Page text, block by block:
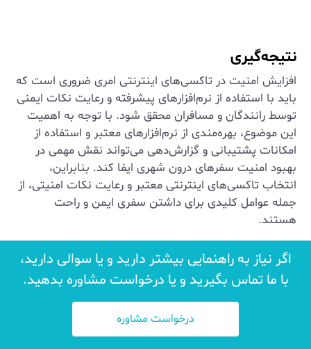
نتیجه‌گیری
افزایش امنیت در تاکسی‌های اینترنتی امری ضروری است که
باید با استفاده از نرم‌افزارهای پیشرفته و رعایت نکات ایمنی
توسط رانندگان و مسافران محقق شود. با توجه به اهمیت
این موضوع، بهره‌مندی از نرم‌افزارهای معتبر و استفاده از
امکانات پشتیبانی و گزارش‌دهی می‌تواند نقش مهمی در
بهبود امنیت سفرهای درون شهری ایفا کند. بنابراین،
انتخاب تاکسی‌های اینترنتی معتبر و رعایت نکات امنیتی، از
جمله عوامل کلیدی برای داشتن سفری ایمن و راحت
هستند.
اگر نیاز به راهنمایی بیشتر دارید و یا سوالی دارید،
با ما تماس بگیرید و یا درخواست مشاوره بدهید.
درخواست مشاوره